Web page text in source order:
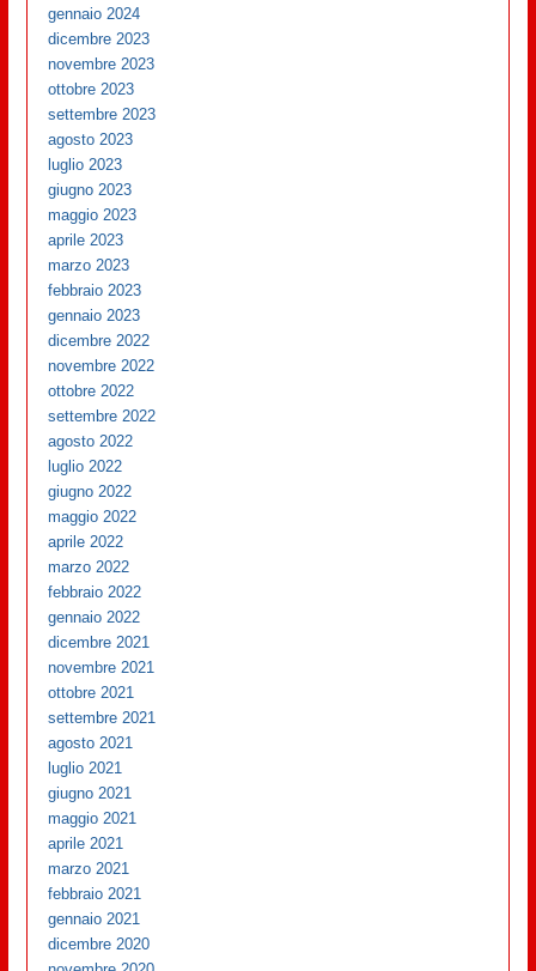
gennaio 2024
dicembre 2023
novembre 2023
ottobre 2023
settembre 2023
agosto 2023
luglio 2023
giugno 2023
maggio 2023
aprile 2023
marzo 2023
febbraio 2023
gennaio 2023
dicembre 2022
novembre 2022
ottobre 2022
settembre 2022
agosto 2022
luglio 2022
giugno 2022
maggio 2022
aprile 2022
marzo 2022
febbraio 2022
gennaio 2022
dicembre 2021
novembre 2021
ottobre 2021
settembre 2021
agosto 2021
luglio 2021
giugno 2021
maggio 2021
aprile 2021
marzo 2021
febbraio 2021
gennaio 2021
dicembre 2020